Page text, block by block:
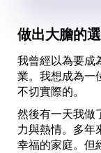
做出大膽的
我曾經以為要成
業。我想成為一
不切實際的。
然後有一天我做
力與熱情。多年
幸福的家庭。但